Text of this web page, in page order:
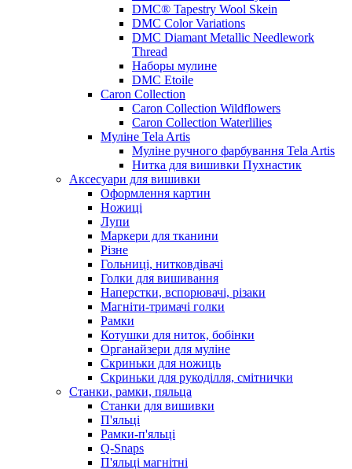
DMC® Tapestry Wool Skein
DMC Color Variations
DMC Diamant Metallic Needlework
Thread
Наборы мулине
DMC Etoile
Caron Collection
Caron Collection Wildflowers
Caron Collection Waterlilies
Муліне Tela Artis
Муліне ручного фарбування Tela Artis
Нитка для вишивки Пухнастик
Аксесуари для вишивки
Оформлення картин
Ножиці
Лупи
Маркери для тканини
Різне
Гольниці, нитковдівачі
Голки для вишивання
Наперстки, вспорювачі, різаки
Магніти-тримачі голки
Рамки
Котушки для ниток, бобінки
Органайзери для муліне
Скриньки для ножиць
Скриньки для рукоділля, смітнички
Станки, рамки, пяльца
Станки для вишивки
П'яльці
Рамки-п'яльці
Q-Snaps
П'яльці магнітні